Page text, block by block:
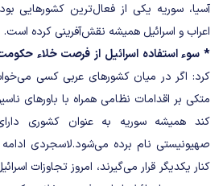
آسیا، سوریه یکی از فعال‌ترین کشورهایی
اعراب و اسرائیل همیشه نقش‌آفرینی کرده است.
* سوء استفاده اسرائیل از فرصت خلاء
کرد: اگر در میان کشورهای عربی کسی
متکی بر اقدامات نظامی همراه با باورهای
کند همیشه سوریه به عنوان کشوری
صهیونیستی نام برده می‌شود.لاسجردی
کنار یکدیگر قرار می‌گیرند، امروز تجاوزات